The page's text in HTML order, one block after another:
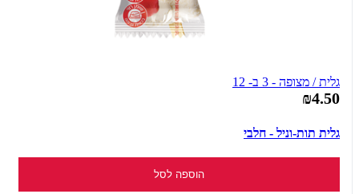
גלית / מצופה - 3 ב- 12
₪4.50
גלית תות-וניל - חלבי
הוספה לסל